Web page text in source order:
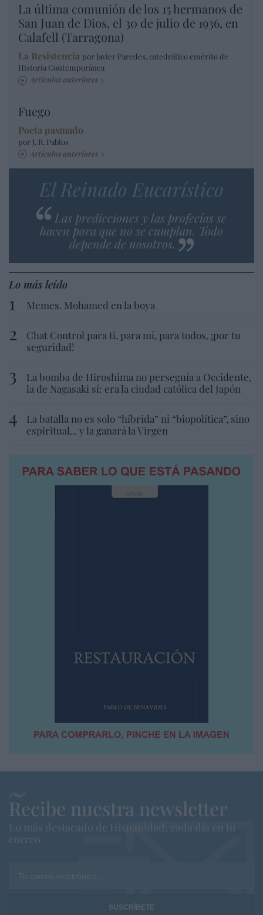
La última comunión de los 15 hermanos de
San Juan de Dios, el 30 de julio de 1936, en
Calafell (Tarragona)
La Resistencia por Javier Paredes, catedrático emérito de
Historia Contemporánea
Artículos anteriores
Fuego
Poeta pasmado
por J. R. Pablos
Artículos anteriores
El Reinado Eucarístico
Las predicciones y las profecías se
hacen para que no se cumplan. Todo
depende de nosotros.
Lo más leído
Memes. Mohamed en la boya
Chat Control para ti, para mí, para todos, ¡por tu
seguridad!
La bomba de Hiroshima no perseguía a Occidente,
la de Nagasaki sí: era la ciudad católica del Japón
La batalla no es solo “híbrida” ni “biopolítica”, sino
espiritual... y la ganará la Virgen
Recibe nuestra newsletter
Lo más destacado de Hispanidad, cada dia en tu
correo
Tu correo electrónico...